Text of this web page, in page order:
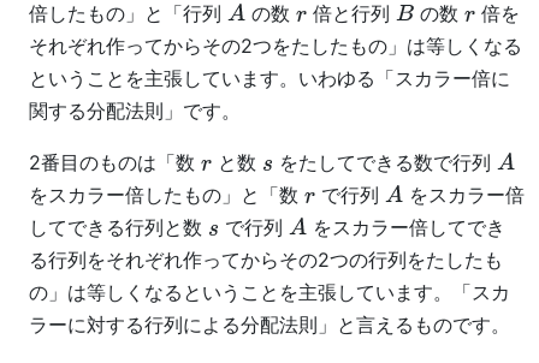
倍したもの」と「行列 Aの数 r倍と行列 B の数 r倍を
それぞれ作ってからその2つをたしたもの」は等しくなる
ということを主張しています。いわゆる「スカラー倍に
関する分配法則」です。
2番目のものは「数 rと数 s をたしてできる数で行列A
をスカラー倍したもの」と「数 rで行列 Aをスカラー倍
してできる行列と数 s で行列A をスカラー倍してでき
る行列をそれぞれ作ってからその2つの行列をたしたも
の」は等しくなるということを主張しています。「スカ
ラーに対する行列による分配法則」と言えるものです。